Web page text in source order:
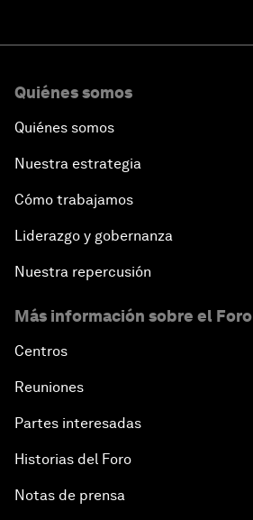
Quiénes somos
Quiénes somos
Nuestra estrategia
Cómo trabajamos
Liderazgo y gobernanza
Nuestra repercusión
Más información sobre el Foro
Centros
Reuniones
Partes interesadas
Historias del Foro
Notas de prensa